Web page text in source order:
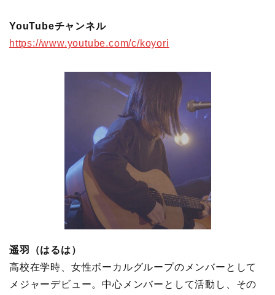
YouTubeチャンネル
https://www.youtube.com/c/koyori
遥羽（はるは）
高校在学時、女性ボーカルグループのメンバーとして
メジャーデビュー。中心メンバーとして活動し、その